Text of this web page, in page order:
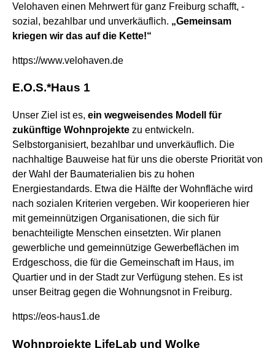
Velohaven einen Mehrwert für ganz Freiburg schafft, -
sozial, bezahlbar und unverkäuflich. „Gemeinsam
kriegen wir das auf die Kette!“
https://www.velohaven.de
E.O.S.*Haus 1
Unser Ziel ist es, ein wegweisendes Modell für
zukünftige Wohnprojekte zu entwickeln.
Selbstorganisiert, bezahlbar und unverkäuflich. Die
nachhaltige Bauweise hat für uns die oberste Priorität von
der Wahl der Baumaterialien bis zu hohen
Energiestandards. Etwa die Hälfte der Wohnfläche wird
nach sozialen Kriterien vergeben. Wir kooperieren hier
mit gemeinnützigen Organisationen, die sich für
benachteiligte Menschen einsetzten. Wir planen
gewerbliche und gemeinnützige Gewerbeflächen im
Erdgeschoss, die für die Gemeinschaft im Haus, im
Quartier und in der Stadt zur Verfügung stehen. Es ist
unser Beitrag gegen die Wohnungsnot in Freiburg.
https://eos-haus1.de
Wohnprojekte LifeLab und Wolke